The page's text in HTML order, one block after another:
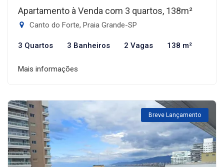
Apartamento à Venda com 3 quartos, 138m²
Canto do Forte, Praia Grande-SP
3 Quartos 3 Banheiros 2 Vagas 138 m²
Mais informações
Breve Lançamento